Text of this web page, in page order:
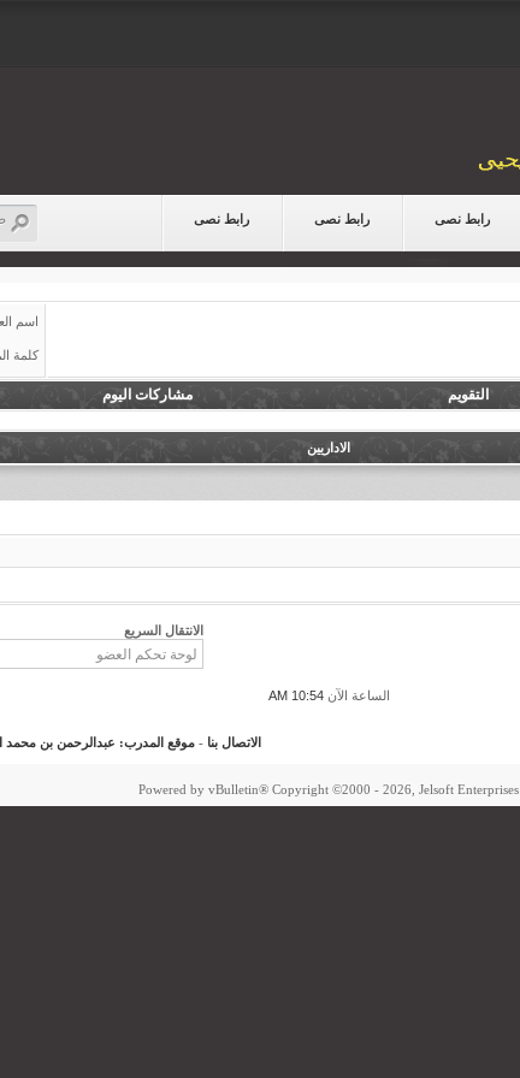
رابط نصى رابط نصى رابط نصى
اسم
كلمة
التقويم مشاركات اليوم
الاداريين
الانتقال السريع
الساعة الآن10:54 AM
الاتصال بنا - موقع المدرب: عبدالرحمن بن محمد
Powered by vBulletin® Copyright ©2000 - 2026, Jelsoft Enterprises